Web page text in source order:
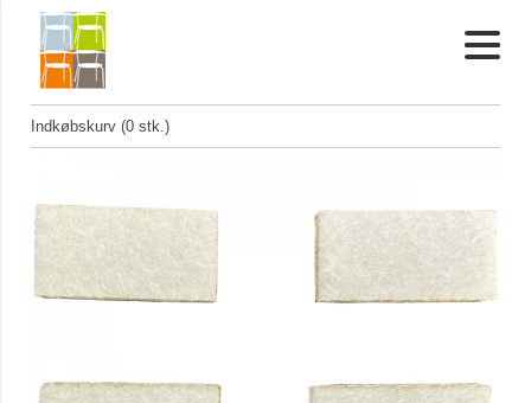
Indkøbskurv (0 stk.)